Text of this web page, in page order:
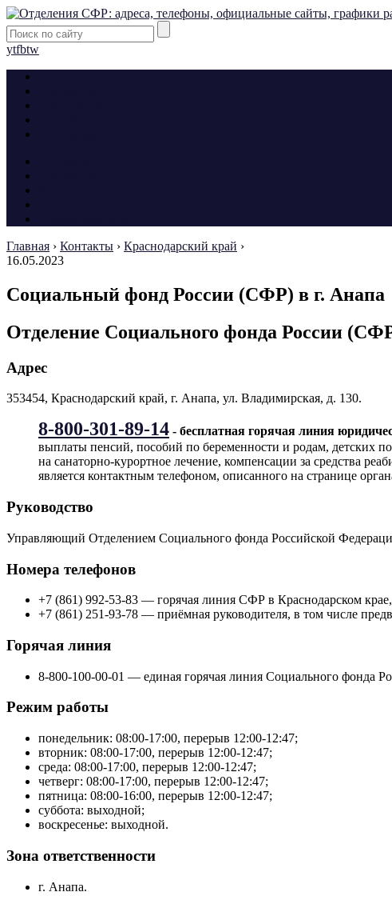
ytfbtw
Главная › Контакты › Краснодарский край ›
16.05.2023
Социальный фонд России (СФР) в г. Анапа
Отделение Социального фонда России
Адрес
353454, Краснодарский край, г. Анапа, ул. Владимирская, д. 130.
8-800-301-89-14 - бесплатная горячая линия
выплаты пенсий, пособий по беременности и родам, детских
на санаторно-курортное лечение, компенсации за средства
является контактным телефоном, описанного на странице
Руководство
Управляющий Отделением Социального фонда Российской
Номера телефонов
+7 (861) 992-53-83 — горячая линия СФР в Краснодарском
+7 (861) 251-93-78 — приёмная руководителя, в том числе
Горячая линия
8-800-100-00-01 — единая горячая линия Социального фонда
Режим работы
понедельник: 08:00-17:00, перерыв 12:00-12:47;
вторник: 08:00-17:00, перерыв 12:00-12:47;
среда: 08:00-17:00, перерыв 12:00-12:47;
четверг: 08:00-17:00, перерыв 12:00-12:47;
пятница: 08:00-16:00, перерыв 12:00-12:47;
суббота: выходной;
воскресенье: выходной.
Зона ответственности
г. Анапа.